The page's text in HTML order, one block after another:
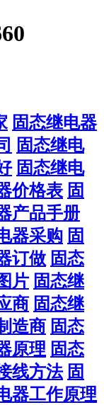
固态继电器
固态继电
固态继电
价格表 固
产品手册
器采购 固
订做 固态
片 固态继
商 固态继
造商 固态
原理 固态
线方法 固
器工作原理